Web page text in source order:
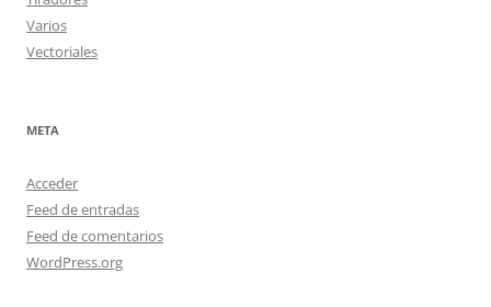
Varios
Vectoriales
META
Acceder
Feed de entradas
Feed de comentarios
WordPress.org